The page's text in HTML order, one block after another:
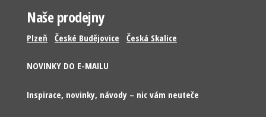
Naše prodejny
Plzeň České Budějovice Česká Skalice
NOVINKY DO E-MAILU
Inspirace, novinky, návody – nic vám neuteče